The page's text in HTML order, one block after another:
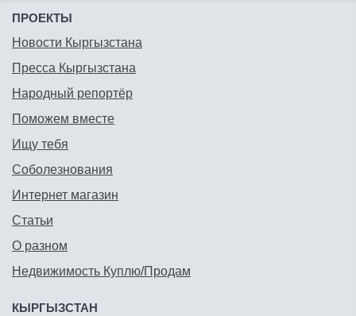
ПРОЕКТЫ
Новости Кыргызстана
Пресса Кыргызстана
Народный репортёр
Поможем вместе
Ищу тебя
Соболезнования
Интернет магазин
Статьи
О разном
Недвижимость Куплю/Продам
КЫРГЫЗСТАН